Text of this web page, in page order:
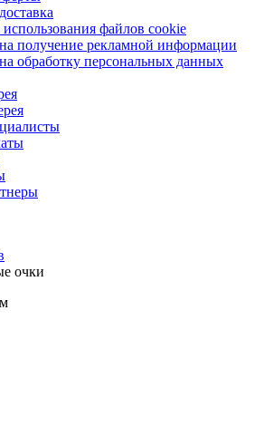
файлов cookie
получение рекламной информации
обработку персональных данных
очки